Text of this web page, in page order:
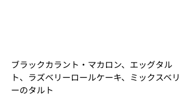
ブラックカラント・マカロン、エッグタル
ト、ラズベリーロールケーキ、ミックスベリ
ーのタルト